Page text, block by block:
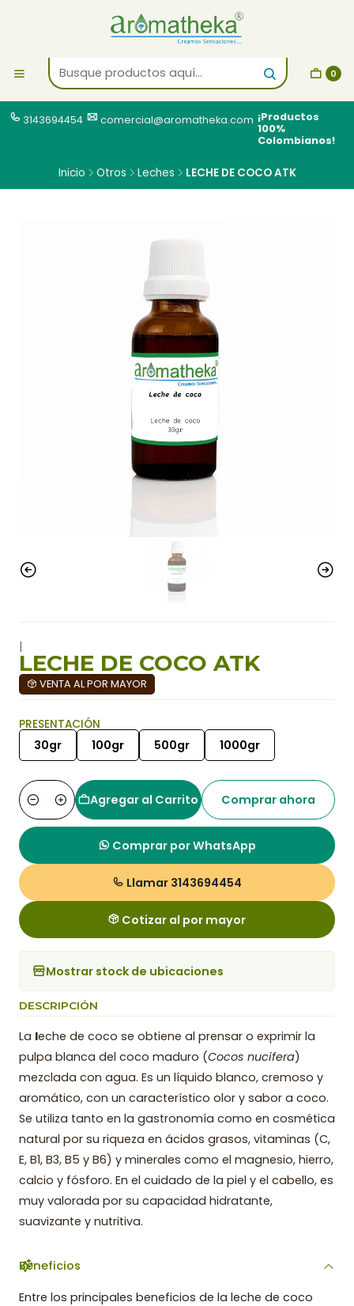
0
3143694454 comercial@aromatheka.com ¡Productos
100%
Colombianos!
Inicio Otros Leches LECHE DE COCO ATK
|
LECHE DE COCO ATK
VENTA AL POR MAYOR
PRESENTACIÓN
30gr 100gr 500gr 1000gr
Cantidad
Agregar al Carrito Comprar ahora
Comprar por WhatsApp
Llamar 3143694454
Cotizar al por mayor
Mostrar stock de ubicaciones
DESCRIPCIÓN
La leche de coco se obtiene al prensar o exprimir la
pulpa blanca del coco maduro (Cocos nucifera)
mezclada con agua. Es un líquido blanco, cremoso y
aromático, con un característico olor y sabor a coco.
Se utiliza tanto en la gastronomía como en cosmética
natural por su riqueza en ácidos grasos, vitaminas (C,
E, B1, B3, B5 y B6) y minerales como el magnesio, hierro,
calcio y fósforo. En el cuidado de la piel y el cabello, es
muy valorada por su capacidad hidratante,
suavizante y nutritiva.
Beneficios
Entre los principales beneficios de la leche de coco